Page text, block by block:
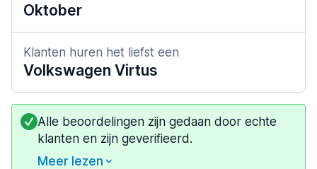
Oktober
Klanten huren het liefst een
Volkswagen Virtus
Alle beoordelingen zijn gedaan door echte
klanten en zijn geverifieerd.
Meer lezen